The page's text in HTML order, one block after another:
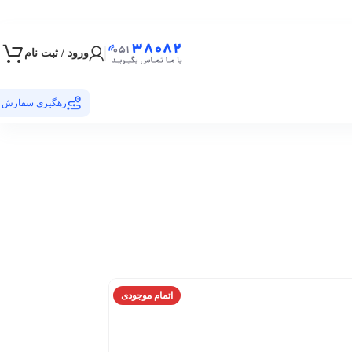
ورود / ثبت نام
رهگیری سفارش
اتمام موجودی